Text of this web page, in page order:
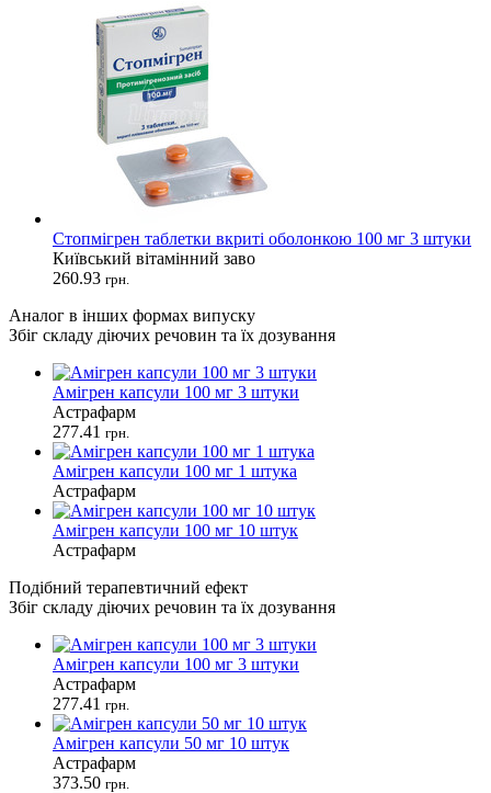
Стопмігрен таблетки вкриті оболонкою 100 мг 3 штуки
Київський вітамінний заво
260.93 грн.
Аналог в інших формах випуску
Збіг складу діючих речовин та їх дозування
Амігрен капсули 100 мг 3 штуки
Астрафарм
277.41 грн.
Амігрен капсули 100 мг 1 штука
Астрафарм
Амігрен капсули 100 мг 10 штук
Астрафарм
Подібний терапевтичний ефект
Збіг складу діючих речовин та їх дозування
Амігрен капсули 100 мг 3 штуки
Астрафарм
277.41 грн.
Амігрен капсули 50 мг 10 штук
Астрафарм
373.50 грн.